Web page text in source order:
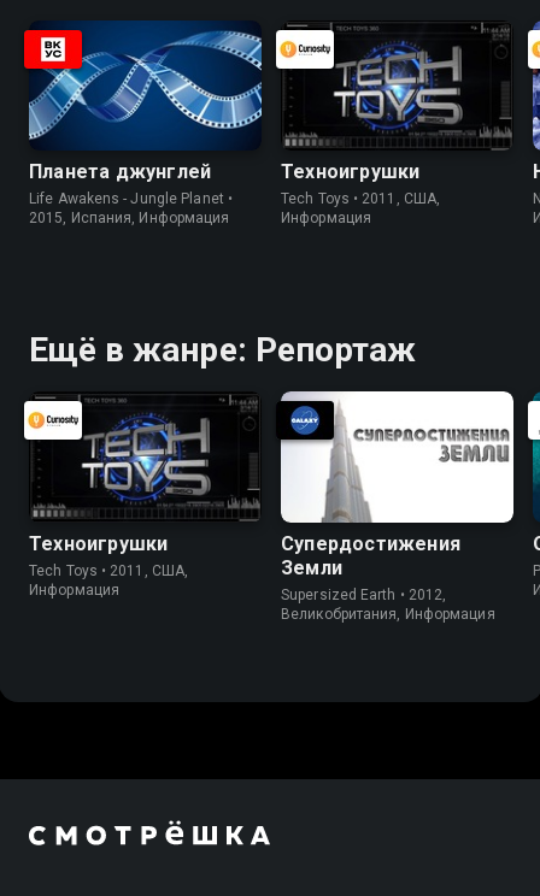
Планета джунглей
Life Awakens - Jungle Planet •
2015, Испания, Информация
Техноигрушки
Tech Toys • 2011, США,
Информация
Ещё в жанре: Репортаж
Техноигрушки
Tech Toys • 2011, США,
Информация
Супердостижения
Земли
Supersized Earth • 2012,
Великобритания, Информация